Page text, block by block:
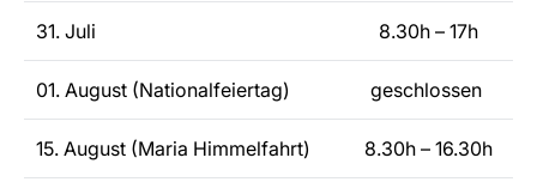
31. Juli 8.30h – 17h
01. August (Nationalfeiertag) geschlossen
15. August (Maria Himmelfahrt) 8.30h – 16.30h